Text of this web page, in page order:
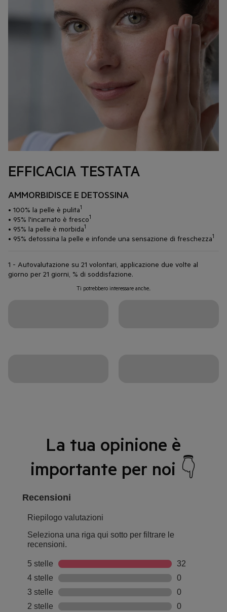
EFFICACIA TESTATA
AMMORBIDISCE E DETOSSINA
• 100% la pelle è pulita1
• 95% l'incarnato è fresco1
• 95% la pelle è morbida1
• 95% detossina la pelle e infonde una sensazione di freschezza1
1 - Autovalutazione su 21 volontari, applicazione due volte al
giorno per 21 giorni, % di soddisfazione.
Ti potrebbero interessare anche...
La tua opinione è
importante per noi 👇